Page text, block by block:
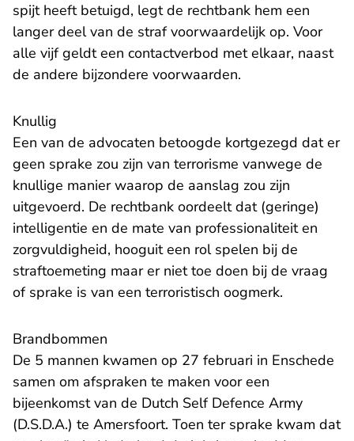
spijt heeft betuigd, legt de rechtbank hem een
langer deel van de straf voorwaardelijk op. Voor
alle vijf geldt een contactverbod met elkaar, naast
de andere bijzondere voorwaarden.
Knullig
Een van de advocaten betoogde kortgezegd dat er
geen sprake zou zijn van terrorisme vanwege de
knullige manier waarop de aanslag zou zijn
uitgevoerd. De rechtbank oordeelt dat (geringe)
intelligentie en de mate van professionaliteit en
zorgvuldigheid, hooguit een rol spelen bij de
straftoemeting maar er niet toe doen bij de vraag
of sprake is van een terroristisch oogmerk.
Brandbommen
De 5 mannen kwamen op 27 februari in Enschede
samen om afspraken te maken voor een
bijeenkomst van de Dutch Self Defence Army
(D.S.D.A.) te Amersfoort. Toen ter sprake kwam dat